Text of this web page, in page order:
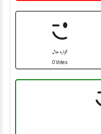
ګزاره حال
0 Votes